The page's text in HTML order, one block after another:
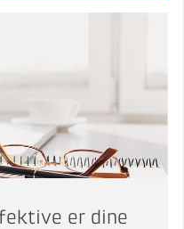
er dine